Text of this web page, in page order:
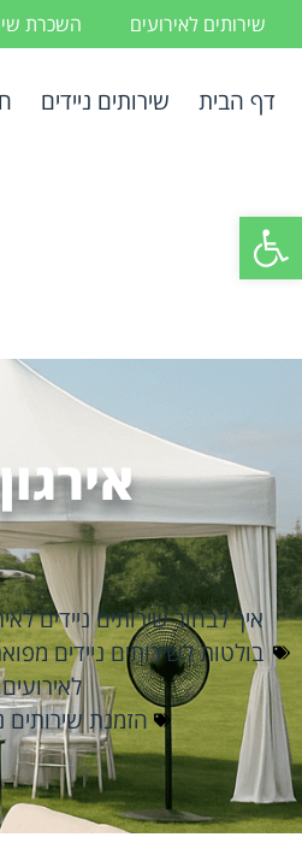
פתח סרגל נגישות
שירותים לאירועים השכרת
דף הבית שירותים ניידים
איך לבחור שירותים ניידים
בולטות לשירותים ניידים
לאירועים
הזמנת שירותים